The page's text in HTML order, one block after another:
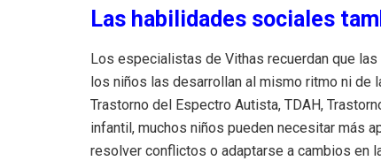
Las habilidades sociales
Los especialistas de Vithas recuerdan que
los niños las desarrollan al mismo ritmo ni de
Trastorno del Espectro Autista, TDAH,
infantil, muchos niños pueden necesitar más
resolver conflictos o adaptarse a cambios en